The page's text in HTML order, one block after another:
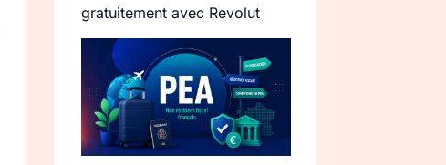
gratuitement avec Revolut